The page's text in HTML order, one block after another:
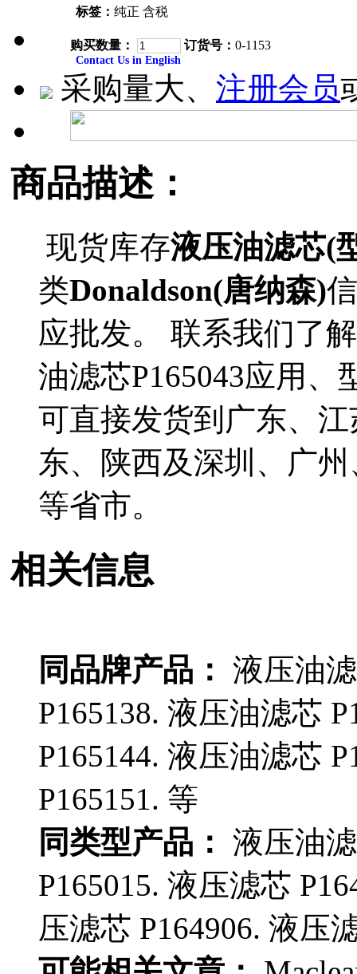
标签： 纯正 含税
购买数量： 订货号： 0-1153
Contact Us in English
采购量大、 注册会员
商品描述：
现货库存液压油滤芯(
类Donaldson(唐纳森)
应批发。 联系我们了
油滤芯P165043应用、
可直接发货到广东、
东、陕西及深圳、广
等省市。
相关信息
同品牌产品： 液压油
P165138. 液压油滤芯
P165144. 液压油滤芯
P165151. 等
同类型产品： 液压油
P165015. 液压滤芯
压滤芯 P164906. 液压